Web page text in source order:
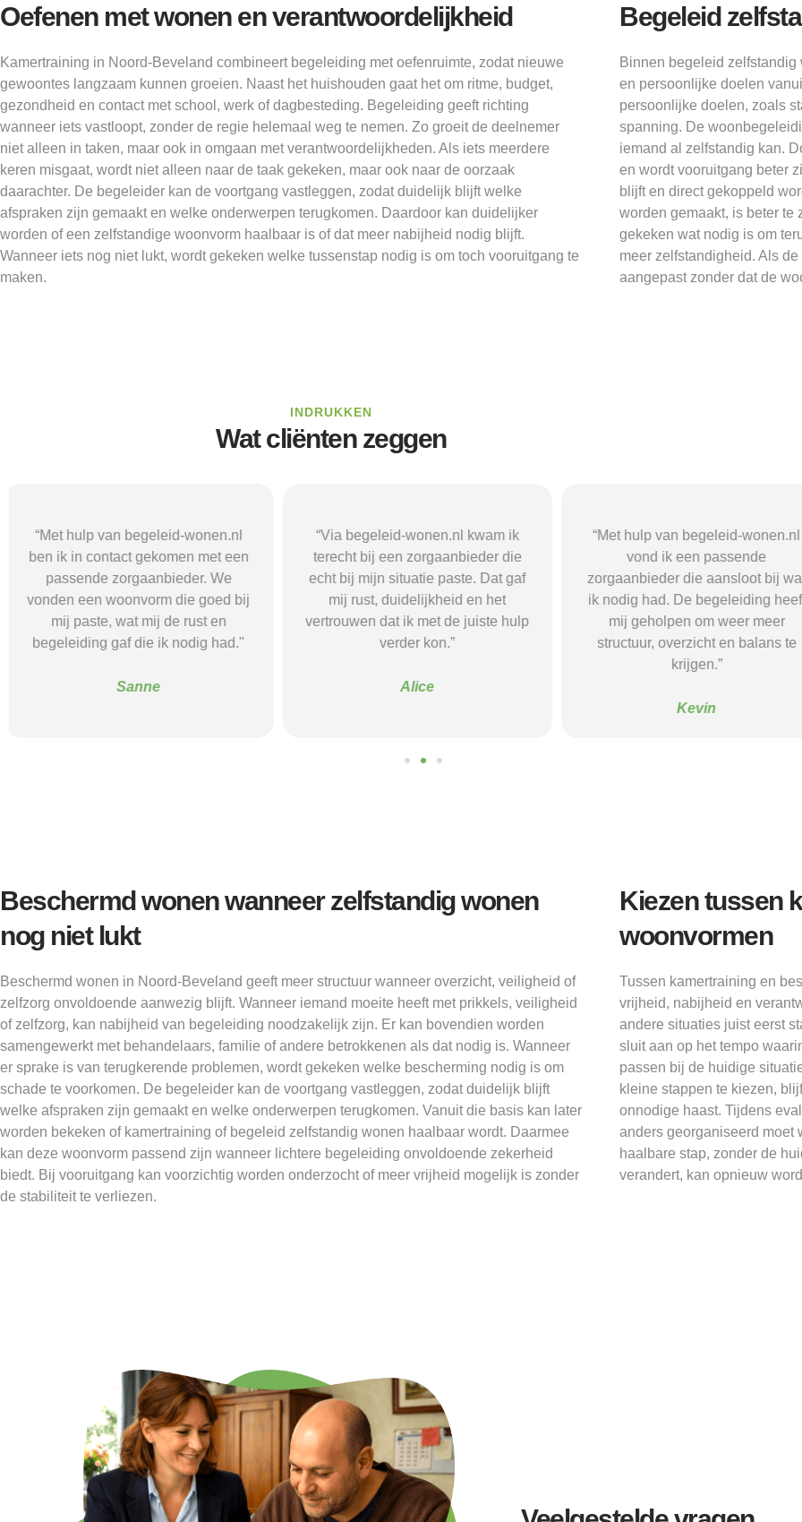
Oefenen met wonen en verantwoordelijkheid
Kamertraining in Noord-Beveland combineert begeleiding met oefenruimte, zodat nieuwe
gewoontes langzaam kunnen groeien. Naast het huishouden gaat het om ritme, budget,
gezondheid en contact met school, werk of dagbesteding. Begeleiding geeft richting
wanneer iets vastloopt, zonder de regie helemaal weg te nemen. Zo groeit de deelnemer
niet alleen in taken, maar ook in omgaan met verantwoordelijkheden. Als iets meerdere
keren misgaat, wordt niet alleen naar de taak gekeken, maar ook naar de oorzaak
daarachter. De begeleider kan de voortgang vastleggen, zodat duidelijk blijft welke
afspraken zijn gemaakt en welke onderwerpen terugkomen. Daardoor kan duidelijker
worden of een zelfstandige woonvorm haalbaar is of dat meer nabijheid nodig blijft.
Wanneer iets nog niet lukt, wordt gekeken welke tussenstap nodig is om toch vooruitgang te
maken.
Begeleid
Binnen begeleid
en persoonlijke doelen
persoonlijke doelen, zoals
spanning. De
iemand al zelfstandig kan.
en wordt vooruitgang beter
blijft en direct gekoppeld
worden gemaakt, is beter te
gekeken wat nodig is om
meer zelfstandigheid. Als
aangepast zonder dat de
INDRUKKEN
Wat cliënten zeggen
“Via begeleid-wonen.nl kwam ik
terecht bij een zorgaanbieder die
echt bij mijn situatie paste. Dat gaf
mij rust, duidelijkheid en het
vertrouwen dat ik met de juiste hulp
verder kon.”
Alice
“Met hulp van begeleid-wonen.nl
vond ik een passende
zorgaanbieder die aansloot bij wat
ik nodig had. De begeleiding heeft
mij geholpen om weer meer
structuur, overzicht en balans te
“Met hulp van begeleid-wonen.nl
ben ik in contact gekomen met
passende zorgaanbieder. We
vonden een woonvorm die goed
mij paste, wat mij de rust en
begeleiding gaf die ik nodig had."
Beschermd wonen wanneer zelfstandig wonen
nog niet lukt
Beschermd wonen in Noord-Beveland geeft meer structuur wanneer overzicht, veiligheid of
zelfzorg onvoldoende aanwezig blijft. Wanneer iemand moeite heeft met prikkels, veiligheid
of zelfzorg, kan nabijheid van begeleiding noodzakelijk zijn. Er kan bovendien worden
samengewerkt met behandelaars, familie of andere betrokkenen als dat nodig is. Wanneer
er sprake is van terugkerende problemen, wordt gekeken welke bescherming nodig is om
schade te voorkomen. De begeleider kan de voortgang vastleggen, zodat duidelijk blijft
welke afspraken zijn gemaakt en welke onderwerpen terugkomen. Vanuit die basis kan later
worden bekeken of kamertraining of begeleid zelfstandig wonen haalbaar wordt. Daarmee
kan deze woonvorm passend zijn wanneer lichtere begeleiding onvoldoende zekerheid
biedt. Bij vooruitgang kan voorzichtig worden onderzocht of meer vrijheid mogelijk is zonder
de stabiliteit te verliezen.
Kiezen tussen
woonvormen
Tussen kamertraining en
vrijheid, nabijheid en
andere situaties juist eerst
sluit aan op het tempo
passen bij de huidige
kleine stappen te kiezen,
onnodige haast. Tijdens
anders georganiseerd moet
haalbare stap, zonder de
verandert, kan opnieuw